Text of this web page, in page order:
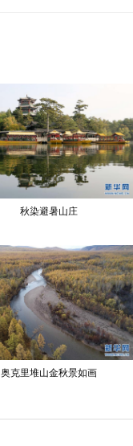
秋染避暑山庄
奥克里堆山金秋景如画